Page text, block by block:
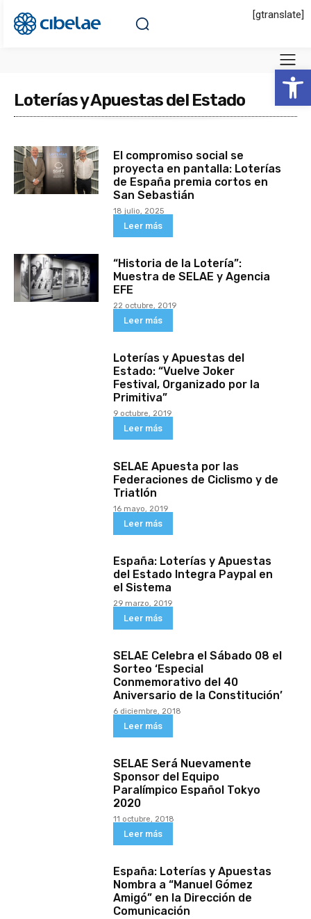
Abrir
[gtranslate]
Loterías y Apuestas del Estado
El compromiso social se
proyecta en pantalla: Loterías
de España premia cortos en
San Sebastián
18 julio, 2025
Leer más
“Historia de la Lotería”:
Muestra de SELAE y Agencia
EFE
22 octubre, 2019
Leer más
Loterías y Apuestas del
Estado: “Vuelve Joker
Festival, Organizado por la
Primitiva”
9 octubre, 2019
Leer más
SELAE Apuesta por las
Federaciones de Ciclismo y de
Triatlón
16 mayo, 2019
Leer más
España: Loterías y Apuestas
del Estado Integra Paypal en
el Sistema
29 marzo, 2019
Leer más
SELAE Celebra el Sábado 08 el
Sorteo ‘Especial
Conmemorativo del 40
Aniversario de la Constitución’
6 diciembre, 2018
Leer más
SELAE Será Nuevamente
Sponsor del Equipo
Paralímpico Español Tokyo
2020
11 octubre, 2018
Leer más
España: Loterías y Apuestas
Nombra a “Manuel Gómez
Amigó” en la Dirección de
Comunicación